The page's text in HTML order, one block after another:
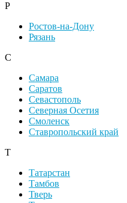
Р
Ростов-на-Дону
Рязань
С
Самара
Саратов
Севастополь
Северная Осетия
Смоленск
Ставропольский край
Т
Татарстан
Тамбов
Тверь